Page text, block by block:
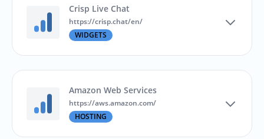
Crisp Live Chat
https://crisp.chat/en/
WIDGETS
Amazon Web Services
https://aws.amazon.com/
HOSTING